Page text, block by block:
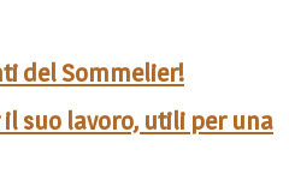
del Sommelier!
suo lavoro, utili per una